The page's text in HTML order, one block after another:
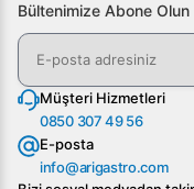
Bültenimize Abone Olun
Müşteri Hizmetleri
0850 307 49 56
E-posta
info@arigastro.com